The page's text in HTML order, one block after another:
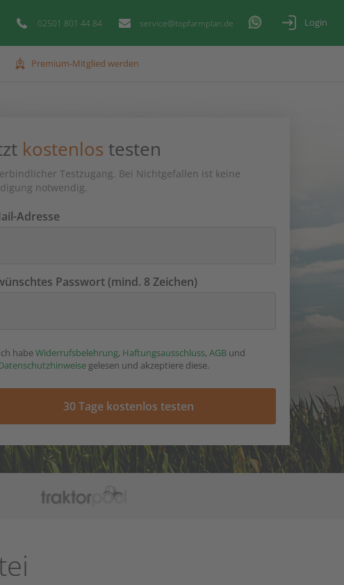
02501 801 44 84 service@topfarmplan.de Login
Premium-Mitglied werden
kostenlos testen
Testzugang. Bei Nichtgefallen ist keine
notwendig.
Adresse
Passwort (mind. 8 Zeichen)
habeWiderrufsbelehrung, Haftungsausschluss, AGB und
gelesen und akzeptiere diese.